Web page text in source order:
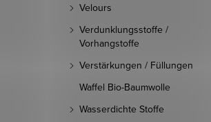
Velours
Verdunklungsstoffe /
Vorhangstoffe
Verstärkungen / Füllungen
Waffel Bio-Baumwolle
Wasserdichte Stoffe